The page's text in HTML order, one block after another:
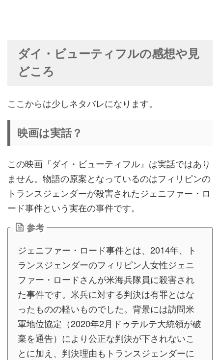
ダイ・ビューティフルの感想や見
どころ
ここからは少しネタバレになります。
映画は実話？
この映画『ダイ・ビューティフル』は実話ではあり
ません。物語の原案となっているのはフィリピンの
トランスジェンダーが殺害されたジェニファー・ロ
ード事件という実在の事件です。
参考
ジェニファー・ロード事件とは、2014年、ト
ランスジェンダーのフィリピン人女性ジェニ
ファー・ロードさんが米海兵隊員に殺害され
た事件です。米兵に対する判決は有罪とはな
ったものの軽いものでした。背景には訪問米
軍地位協定（2020年2月ドゥテルテ大統領が破
棄を通告）により公正な判決が下されないこ
とに加え、判決理由もトランスジェンダーに